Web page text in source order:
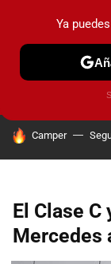
PRUEBAS
HOY SE HABLA
Camper
El Clase C
Mercedes
Ya